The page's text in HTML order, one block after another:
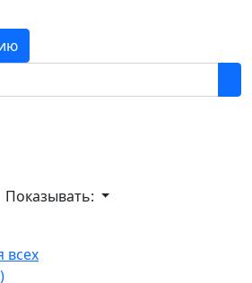
Показывать: